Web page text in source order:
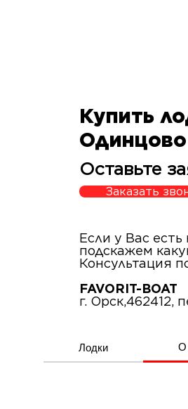
Купить
Одинцово
Оставьте
Заказать
Если у Вас
подскажем
Консультация
FAVORIT-BOAT
г. Орск,462412,
Лодки О